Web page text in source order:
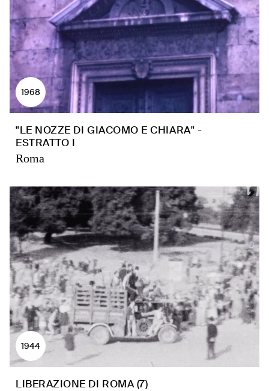
1968
"LE NOZZE DI GIACOMO E CHIARA" -
ESTRATTO I
Roma
1944
LIBERAZIONE DI ROMA (7)